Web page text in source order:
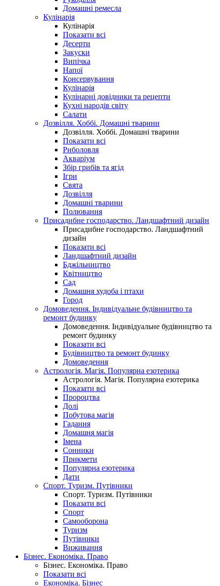
Домашні ремесла
Кулінарія
Кулінарія
Показати всі
Десерти
Закуски
Випічка
Напої
Консервування
Кулінарія
Кулінарні довідники та рецепти
Кухні народів світу
Салати
Дозвілля. Хоббі. Домашні тварини
Дозвілля. Хоббі. Домашні тварини
Показати всі
Риболовля
Акваріум
Збір грибів та ягід
Ігри
Свята
Дозвілля
Домашні тварини
Полювання
Присадибне господарство. Ландшафтний дизайн
Присадибне господарство. Ландшафтний
дизайн
Показати всі
Ландшафтний дизайн
Бджільництво
Квітництво
Сад
Домашня худоба і птахи
Город
Домоведення. Індивідуальне будівництво та
ремонт будинку
Домоведення. Індивідуальне будівництво та
ремонт будинку
Показати всі
Будівництво та ремонт будинку
Домоведення
Астрологія. Магія. Популярна езотерика
Астрологія. Магія. Популярна езотерика
Показати всі
Пророцтва
Долі
Побутова магія
Гадання
Домашня магія
Імена
Сонники
Прикмети
Популярна езотерика
Дати
Спорт. Туризм. Путівники
Спорт. Туризм. Путівники
Показати всі
Спорт
Самооборона
Туризм
Путівники
Виживання
Бізнес. Економіка. Право
Бізнес. Економіка. Право
Показати всі
Економіка. Бізнес